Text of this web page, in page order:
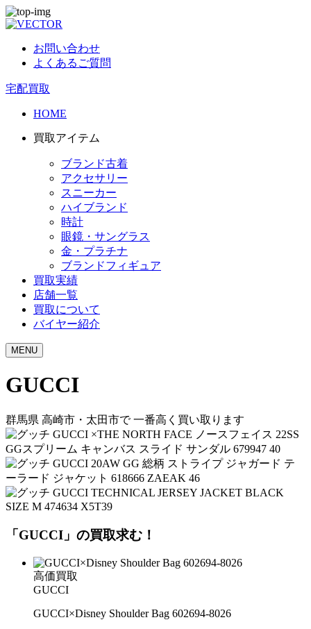
お問い合わせ
よくあるご質問
宅配買取
HOME
買取アイテム
ブランド古着
アクセサリー
スニーカー
ハイブランド
時計
眼鏡・サングラス
金・プラチナ
ブランドフィギュア
買取実績
店舗一覧
買取について
バイヤー紹介
MENU
GUCCI
群馬県 高崎市・太田市で一番高く買い取ります
「GUCCI」の買取求む！
高価買取
GUCCI
GUCCI×Disney Shoulder Bag 602694-8026